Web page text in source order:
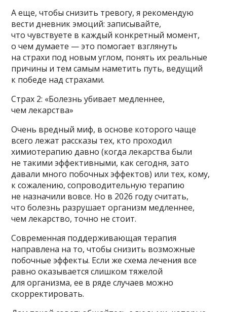
А еще, чтобы снизить тревогу, я рекомендую
вести дневник эмоций: записывайте,
что чувствуете в каждый конкретный момент,
о чем думаете — это помогает взглянуть
на страхи под новым углом, понять их реальные
причины и тем самым наметить путь, ведущий
к победе над страхами.
Страх 2: «Болезнь убивает медленнее,
чем лекарства»
Очень вредный миф, в основе которого чаще
всего лежат рассказы тех, кто проходил
химиотерапию давно (когда лекарства были
не такими эффективными, как сегодня, зато
давали много побочных эффектов) или тех, кому,
к сожалению, сопроводительную терапию
не назначили вовсе. Но в 2026 году считать,
что болезнь разрушает организм медленнее,
чем лекарство, точно не стоит.
Современная поддерживающая терапия
направлена на то, чтобы снизить возможные
побочные эффекты. Если же схема лечения все
равно оказывается слишком тяжелой
для организма, ее в ряде случаев можно
скорректировать.